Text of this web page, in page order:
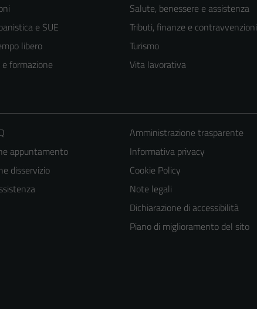
e SUE
libero
e formazione
Salute, benessere e assistenza
Tributi, finanze e contravvenzioni
Turismo
Vita lavorativa
appuntamento
disservizio
Amministrazione trasparente
Informativa privacy
Cookie Policy
Note legali
Dichiarazione di accessibilità
Piano di miglioramento del sito